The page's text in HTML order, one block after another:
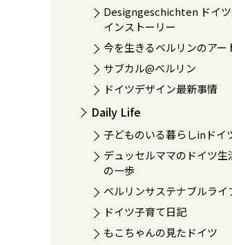
Designgeschichten ドイ
インストーリー
今を生きるベルリンのアー
サブカル@ベルリン
ドイツデザイン最新事情
Daily Life
子どものいる暮らしinドイ
デュッセルママのドイツ生
の一歩
ベルリンサステナブルライ
ドイツ子育て日記
もこちゃんの見たドイツ